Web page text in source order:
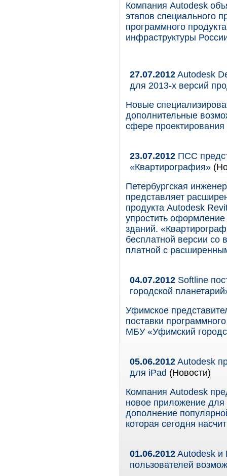
Компания Autodesk
этапов специального
программного
инфраструктуры
27.07.2012Autodesk
для 2013-х версий
Новые
дополнительные
сфере проектирования
23.07.2012 ПСС
«Квартирография»
Петербургская
представляет
продукта Autodesk
упростить
зданий.
бесплатной версии со
платной с
04.07.2012 Softline
городской
Уфимское
поставки
МБУ «Уфимский
05.06.2012Autodesk
для iPad (Новости)
Компания Autodesk
новое приложение
дополнение
которая сегодня
01.06.2012Autodesk и
пользователей